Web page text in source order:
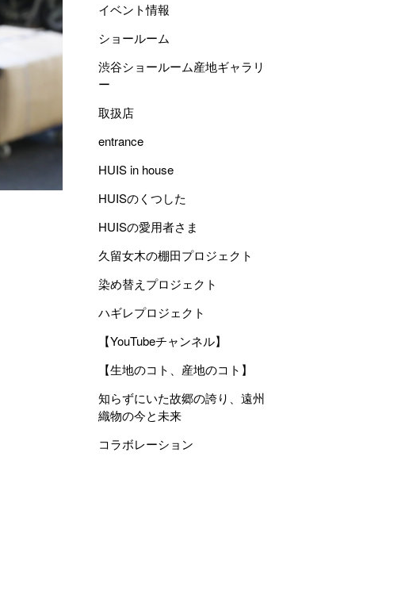
イベント情報
ショールーム
渋谷ショールーム産地ギャラリ
ー
取扱店
entrance
HUIS in house
HUISのくつした
HUISの愛用者さま
久留女木の棚田プロジェクト
染め替えプロジェクト
ハギレプロジェクト
【YouTubeチャンネル】
【生地のコト、産地のコト】
知らずにいた故郷の誇り、遠州
織物の今と未来
コラボレーション